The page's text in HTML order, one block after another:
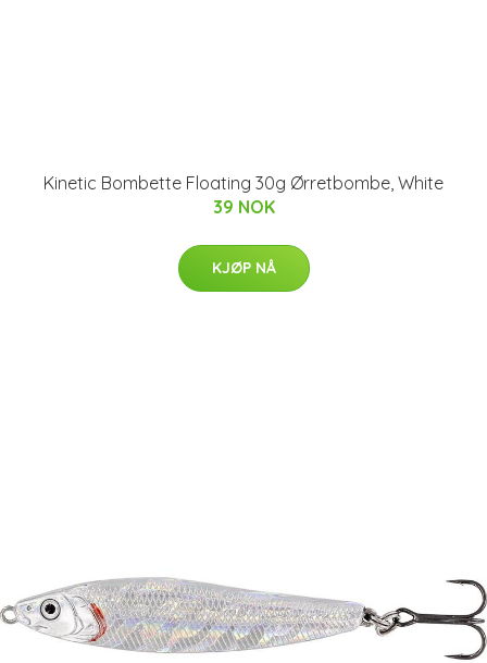
Kinetic Bombette Floating 30g Ørretbombe, White
39 NOK
KJØP NÅ